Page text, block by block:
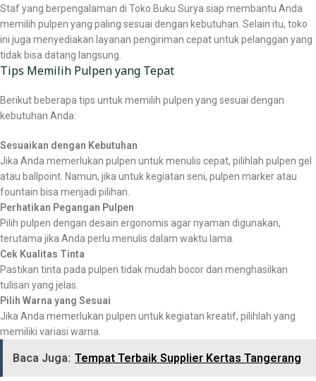
Staf yang berpengalaman di Toko Buku Surya siap membantu Anda
memilih pulpen yang paling sesuai dengan kebutuhan. Selain itu, toko
ini juga menyediakan layanan pengiriman cepat untuk pelanggan yang
tidak bisa datang langsung.
Tips Memilih Pulpen yang Tepat
Berikut beberapa tips untuk memilih pulpen yang sesuai dengan
kebutuhan Anda:
Sesuaikan dengan Kebutuhan
Jika Anda memerlukan pulpen untuk menulis cepat, pilihlah pulpen gel
atau ballpoint. Namun, jika untuk kegiatan seni, pulpen marker atau
fountain bisa menjadi pilihan.
Perhatikan Pegangan Pulpen
Pilih pulpen dengan desain ergonomis agar nyaman digunakan,
terutama jika Anda perlu menulis dalam waktu lama.
Cek Kualitas Tinta
Pastikan tinta pada pulpen tidak mudah bocor dan menghasilkan
tulisan yang jelas.
Pilih Warna yang Sesuai
Jika Anda memerlukan pulpen untuk kegiatan kreatif, pilihlah yang
memiliki variasi warna.
Baca Juga: Tempat Terbaik Supplier Kertas Tangerang